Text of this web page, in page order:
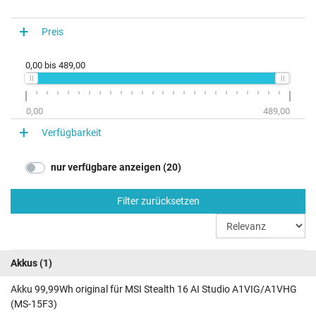
Preis
0,00 bis 489,00
0,00 489,00
Verfügbarkeit
nur verfügbare anzeigen (20)
Filter zurücksetzen
Akkus(1)
Akku 99,99Wh original für MSI Stealth 16 AI Studio A1VIG/A1VHG
(MS-15F3)